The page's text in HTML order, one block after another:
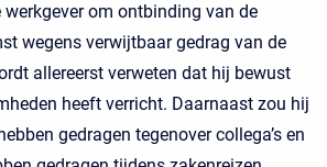
werkgever om ontbinding van de
wegens verwijtbaar gedrag van de
allereerst verweten dat hij bewust
heeft verricht. Daarnaast zou hij
gedragen tegenover collega’s en